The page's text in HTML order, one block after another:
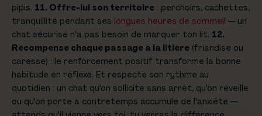
pipis. 11. Offre-lui son territoire : perchoirs, cachettes,
tranquillité pendant ses longues heures de sommeil — un
chat sécurisé n'a pas besoin de marquer ton lit. 12.
Récompense chaque passage à la litière (friandise ou
caresse) : le renforcement positif transforme la bonne
habitude en réflexe. Et respecte son rythme au
quotidien : un chat qu'on sollicite sans arrêt, qu'on réveille
ou qu'on porte à contretemps accumule de l'anxiété —